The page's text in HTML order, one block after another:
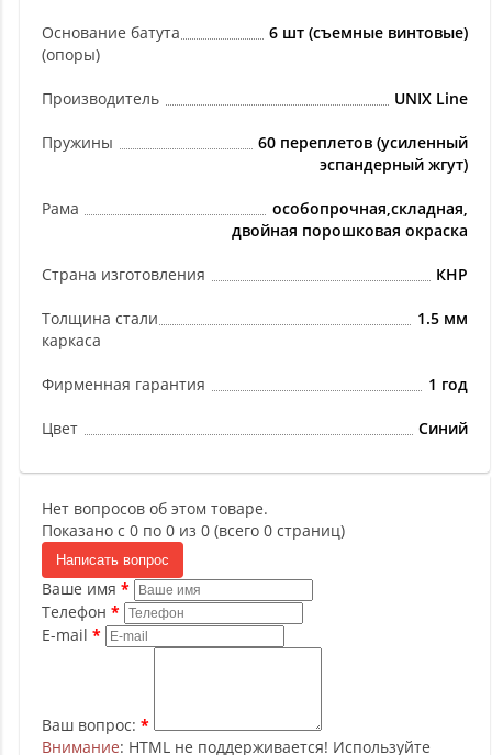
Основание батута
(опоры)
6 шт (съемные винтовые)
Производитель UNIX Line
Пружины
60 переплетов (усиленный
эспандерный жгут)
Рама
особопрочная,складная,
двойная порошковая окраска
Страна изготовления КНР
Толщина стали
каркаса
1.5 мм
Фирменная гарантия 1 год
Цвет Синий
Нет вопросов об этом товаре.
Показано с 0 по 0 из 0 (всего 0 страниц)
Написать вопрос
Ваше имя
Телефон
E-mail
Ваш вопрос:
Внимание: HTML не поддерживается! Используйте